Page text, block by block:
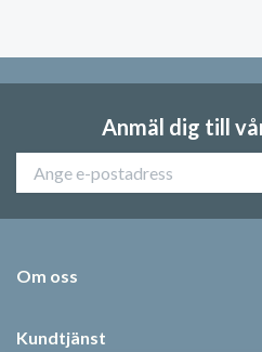
Anmäl dig till
Om oss
Kundtjänst